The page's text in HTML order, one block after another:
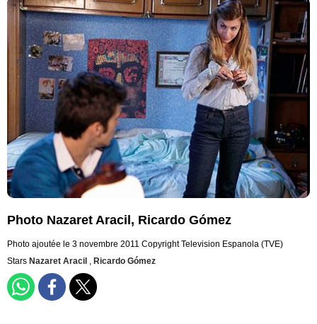
Photo Nazaret Aracil, Ricardo Gómez
Photo ajoutée le 3 novembre 2011 Copyright Television Espanola (TVE)
Stars Nazaret Aracil , Ricardo Gómez